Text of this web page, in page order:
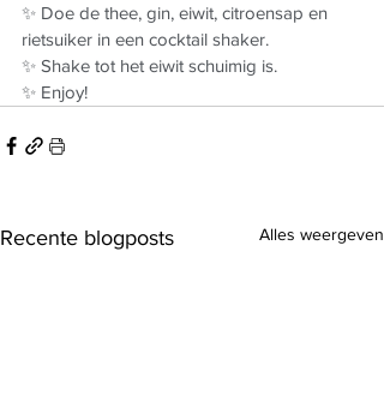
✨ Doe de thee, gin, eiwit, citroensap en
rietsuiker in een cocktail shaker.
✨ Shake tot het eiwit schuimig is.
✨ Enjoy!
Recente blogposts Alles weergeven